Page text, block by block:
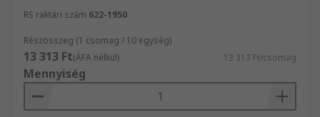
RS raktári szám 622-1950
Részösszeg (1 csomag / 10 egység)
13 313 Ft(ÁFA nélkül) 13 313 Ft/csomag
Mennyiség